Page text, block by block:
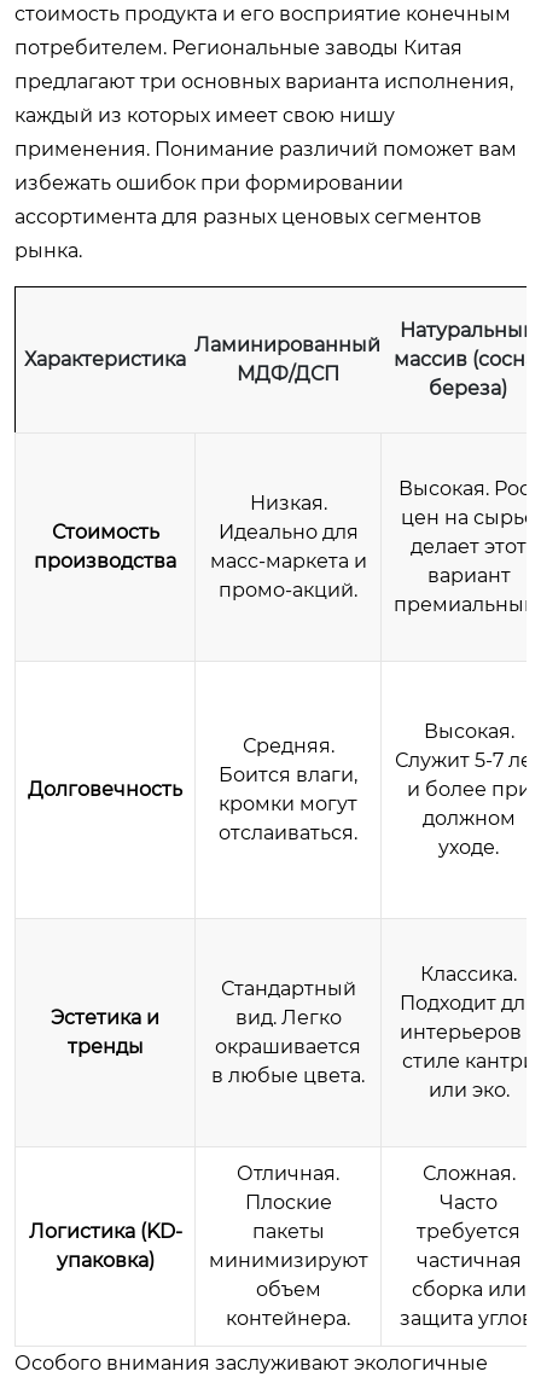
стоимость продукта и его восприятие конечным
потребителем. Региональные заводы Китая
предлагают три основных варианта исполнения,
каждый из которых имеет свою нишу
применения. Понимание различий поможет вам
избежать ошибок при формировании
ассортимента для разных ценовых сегментов
рынка.
Характеристика
Ламинированный
МДФ/ДСП
Натуральный
массив (сосна/
береза)
Стоимость
производства
Низкая.
Идеально для
масс-маркета и
промо-акций.
Высокая. Рост
цен на сырье
делает этот
вариант
Долговечность
Средняя.
Боится влаги,
кромки могут
отслаиваться.
Высокая.
Служит 5-7 лет
и более при
должном
уходе.
Эстетика и
тренды
Стандартный
вид. Легко
окрашивается
в любые цвета.
Классика.
Подходит для
интерьеров в
стиле кантри
или эко.
Логистика (KD-
упаковка)
Отличная.
Плоские
пакеты
минимизируют
объем
контейнера.
Сложная.
Часто
требуется
частичная
сборка или
защита углов.
Особого внимания заслуживают экологичные